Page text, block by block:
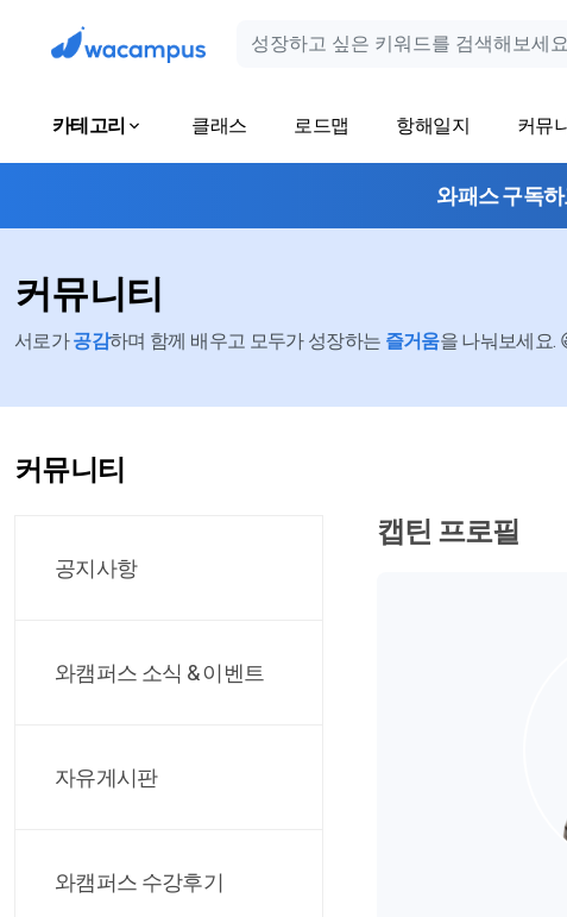
카테고리 클래스 로드맵 항해일지 커뮤
와패스 구독
커뮤니티
서로가공감하며 함께 배우고 모두가 성장하는 즐거움을 나눠보세요.
커뮤니티
공지사항
와캠퍼스 소식 & 이벤트
자유게시판
와캠퍼스 수강후기
캡틴 프로필